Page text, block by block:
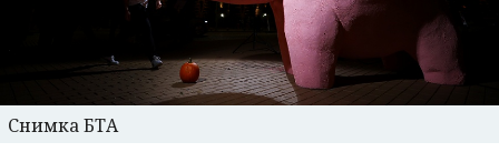
Снимка БТА